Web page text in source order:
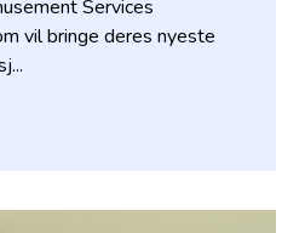
Services
vil bringe deres nyeste